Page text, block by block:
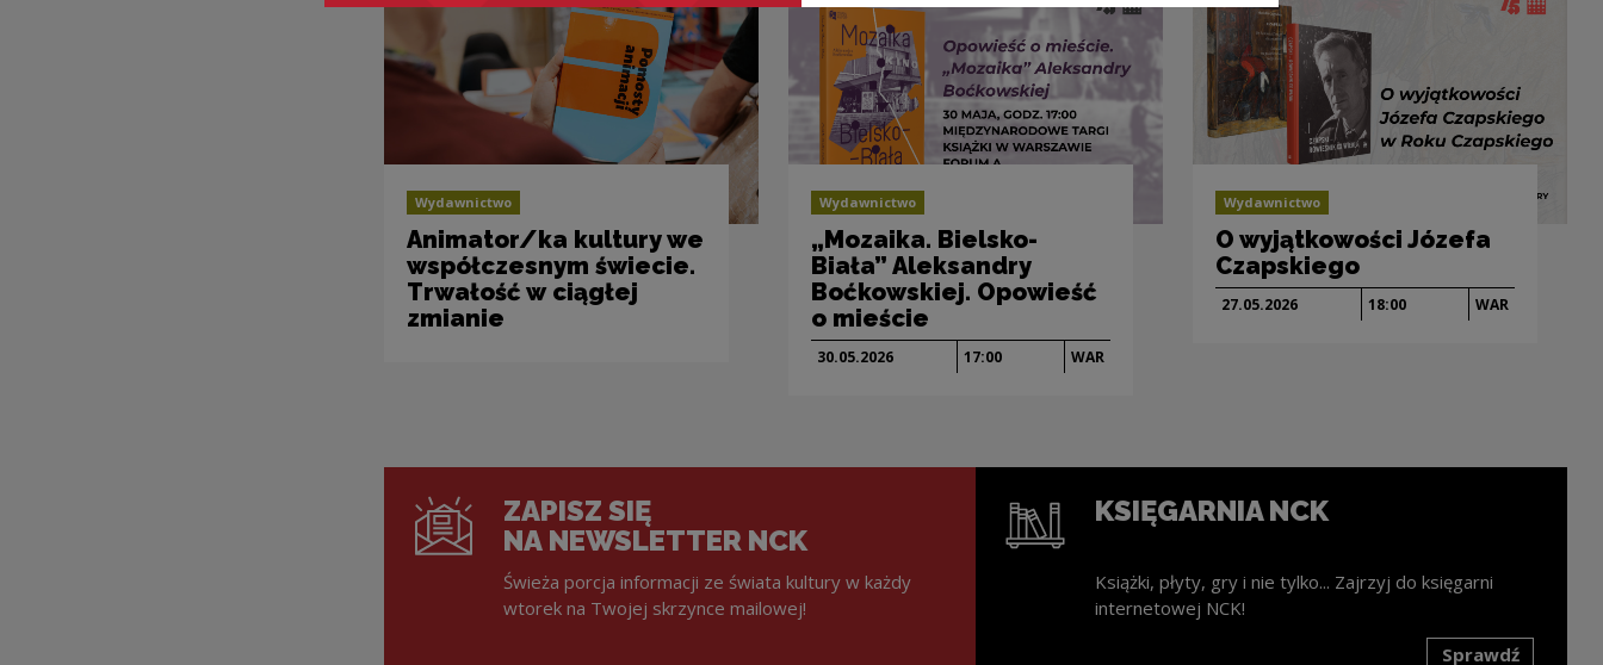
Wydawnictwo
Animator/ka kultury we
współczesnym świecie.
Trwałość w ciągłej
zmianie
Wydawnictwo
„Mozaika. Bielsko-
Biała” Aleksandry
Boćkowskiej. Opowieść
o mieście
30.05.2026 17:00 WAR
Wydawnictwo
O wyjątkowości Józefa
Czapskiego
27.05.2026 18:00 WAR
ZAPISZ SIĘ
NA NEWSLETTER NCK
Świeża porcja informacji ze świata kultury w każdy
wtorek na Twojej skrzynce mailowej!
KSIĘGARNIA NCK
Książki, płyty, gry i nie tylko... Zajrzyj do księgarni
internetowej NCK!
Sprawdź